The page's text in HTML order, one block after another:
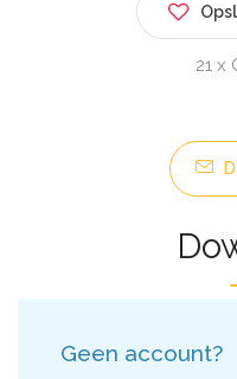
21 x
Geen account?